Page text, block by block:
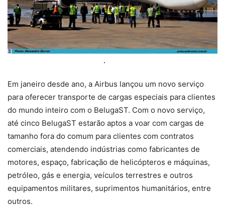
Em janeiro desde ano, a Airbus lançou um novo serviço
para oferecer transporte de cargas especiais para clientes
do mundo inteiro com o BelugaST. Com o novo serviço,
até cinco BelugaST estarão aptos a voar com cargas de
tamanho fora do comum para clientes com contratos
comerciais, atendendo indústrias como fabricantes de
motores, espaço, fabricação de helicópteros e máquinas,
petróleo, gás e energia, veículos terrestres e outros
equipamentos militares, suprimentos humanitários, entre
outros.